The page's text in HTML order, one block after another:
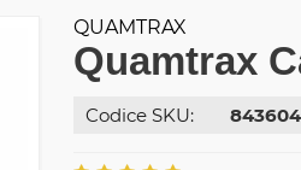
QUAMTRAX
Quamtrax
Codice SKU: